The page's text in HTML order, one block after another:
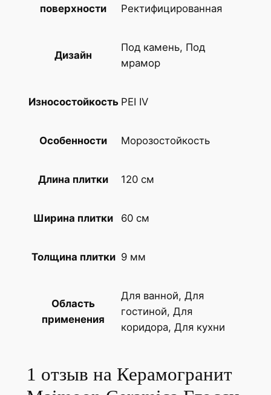
н
C
Г
поверхности
Ректифицированная
Дизайн
Под камень, Под
мрамор
Износостойкость PEI IV
Особенности Морозостойкость
Длина плитки 120 см
Ширина плитки 60 см
Толщина плитки 9 мм
Область
применения
Для ванной, Для
гостиной, Для
коридора, Для кухни
1 отзыв на Керамогранит